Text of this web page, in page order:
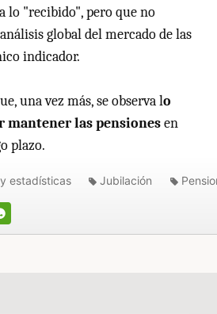
lo "recibido", pero que no
global del mercado de las
indicador.
una vez más, se observa lo
mantener las pensionesen
plazo.
estadísticas Jubilación